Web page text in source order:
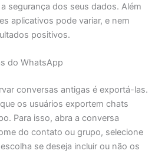
segurança dos seus dados. Além
aplicativos pode variar, e nem
positivos.
do WhatsApp
conversas antigas é exportá-las.
os usuários exportem chats
Para isso, abra a conversa
do contato ou grupo, selecione
escolha se deseja incluir ou não os